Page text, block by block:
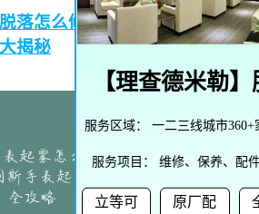
落怎么修复–帝致手表零件脱
揭秘
【理查德米勒】
服务区域： 一二三线城市360+
服务项目： 维修、保养、配
立等可
原厂配